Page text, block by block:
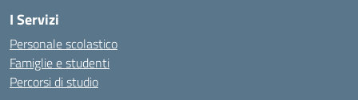
I Servizi
Personale scolastico
Famiglie e studenti
Percorsi di studio